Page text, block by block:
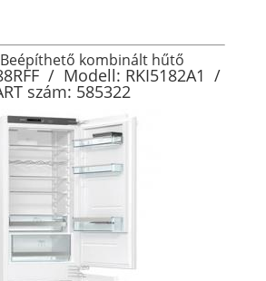
kombinált hűtő
/ Modell: RKI5182A1 /
szám: 585322